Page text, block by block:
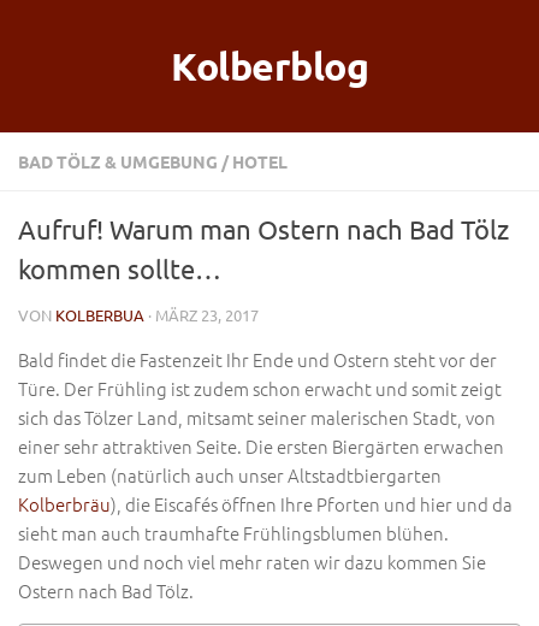
Kolberblog
BAD TÖLZ & UMGEBUNG / HOTEL
Aufruf! Warum man Ostern nach Bad Tölz
kommen sollte…
VON KOLBERBUA · MÄRZ 23, 2017
Bald findet die Fastenzeit Ihr Ende und Ostern steht vor der
Türe. Der Frühling ist zudem schon erwacht und somit zeigt
sich das Tölzer Land, mitsamt seiner malerischen Stadt, von
einer sehr attraktiven Seite. Die ersten Biergärten erwachen
zum Leben (natürlich auch unser Altstadtbiergarten
Kolberbräu), die Eiscafés öffnen Ihre Pforten und hier und da
sieht man auch traumhafte Frühlingsblumen blühen.
Deswegen und noch viel mehr raten wir dazu kommen Sie
Ostern nach Bad Tölz.